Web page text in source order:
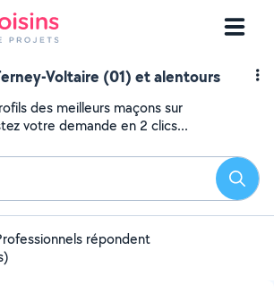
Voltaire (01) et alentours
des meilleurs maçons sur
votre demande en 2 clics...
répondent